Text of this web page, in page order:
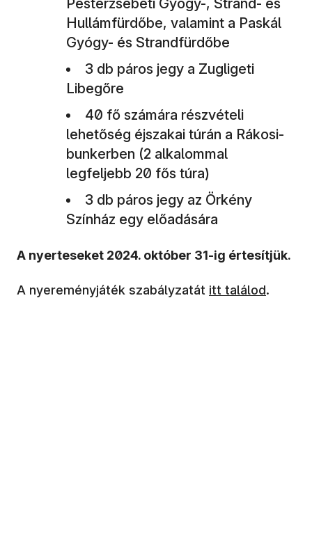
Hullámfürdőbe, valamint a Paskál
Gyógy- és Strandfürdőbe
3 db páros jegy a Zugligeti
Libegőre
40 fő számára részvételi
lehetőség éjszakai túrán a Rákosi-
bunkerben (2 alkalommal
legfeljebb 20 fős túra)
3 db páros jegy az Örkény
Színház egy előadására
A nyerteseket 2024. október 31-ig értesítjük.
A nyereményjáték szabályzatát itt találod.